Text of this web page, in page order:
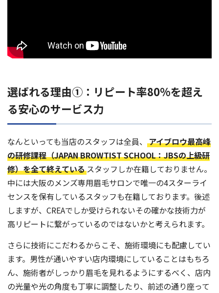
選ばれる理由①：リピート率80%を超え
る安心のサービス力
なんといっても当店のスタッフは全員、 アイブロウ最高峰
の研修課程（JAPAN BROWTIST SCHOOL：JBSの上級研
修）を全て終えているスタッフしか在籍しておりません。
中には大阪のメンズ専用眉毛サロンで唯一の4スターライ
センスを保有しているスタッフも在籍しております。後述
しますが、CREAでしか受けられないその確かな技術力が
高リピートに繋がっているのではないかと考えられます。
さらに技術にこだわるからこそ、施術環境にも配慮してい
ます。男性が通いやすい店内環境にしていることはもちろ
ん、施術者がしっかり眉毛を見れるようにするべく、店内
の光量や光の角度も丁寧に調整したり、前述の通り座って